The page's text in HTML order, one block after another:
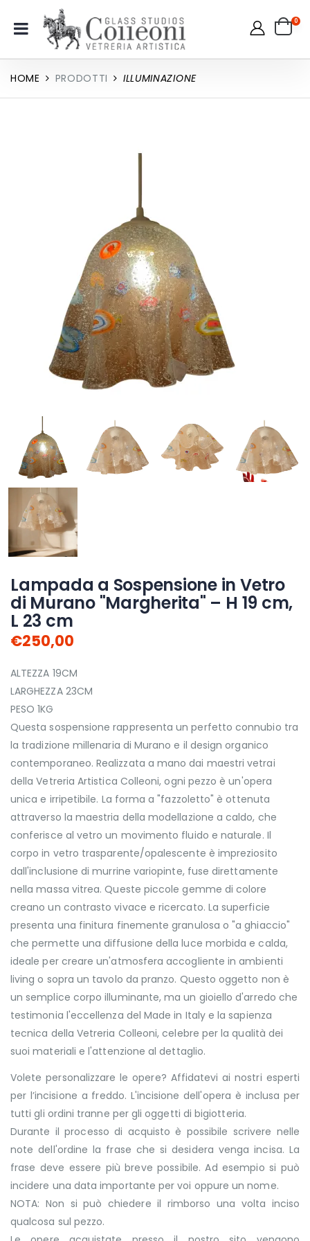
0
HOME PRODOTTI ILLUMINAZIONE
Lampada a Sospensione in Vetro
di Murano "Margherita" – H 19 cm,
L 23 cm
€250,00
ALTEZZA 19CM
LARGHEZZA 23CM
PESO 1KG
Questa sospensione rappresenta un perfetto connubio tra
la tradizione millenaria di Murano e il design organico
contemporaneo. Realizzata a mano dai maestri vetrai
della Vetreria Artistica Colleoni, ogni pezzo è un'opera
unica e irripetibile. La forma a "fazzoletto" è ottenuta
attraverso la maestria della modellazione a caldo, che
conferisce al vetro un movimento fluido e naturale. Il
corpo in vetro trasparente/opalescente è impreziosito
dall'inclusione di murrine variopinte, fuse direttamente
nella massa vitrea. Queste piccole gemme di colore
creano un contrasto vivace e ricercato. La superficie
presenta una finitura finemente granulosa o "a ghiaccio"
che permette una diffusione della luce morbida e calda,
ideale per creare un'atmosfera accogliente in ambienti
living o sopra un tavolo da pranzo. Questo oggetto non è
un semplice corpo illuminante, ma un gioiello d'arredo che
testimonia l'eccellenza del Made in Italy e la sapienza
tecnica della Vetreria Colleoni, celebre per la qualità dei
suoi materiali e l'attenzione al dettaglio.
Volete personalizzare le opere? Affidatevi ai nostri esperti
per l’incisione a freddo. L'incisione dell'opera è inclusa per
tutti gli ordini tranne per gli oggetti di bigiotteria.
Durante il processo di acquisto è possibile scrivere nelle
note dell'ordine la frase che si desidera venga incisa. La
frase deve essere più breve possibile. Ad esempio si può
incidere una data importante per voi oppure un nome.
NOTA: Non si può chiedere il rimborso una volta inciso
qualcosa sul pezzo.